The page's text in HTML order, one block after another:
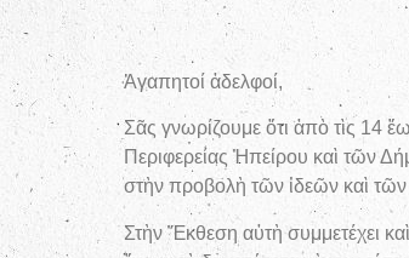
Ἀγαπητοί ἀδελφοί,
Σᾶς γνωρίζουμε ὅτι ἀπὸ τὶς 14
Περιφερείας Ἠπείρου καὶ τῶν
στὴν προβολὴ τῶν ἰδεῶν καὶ
Στὴν Ἔκθεση αὐτὴ συμμετέχει